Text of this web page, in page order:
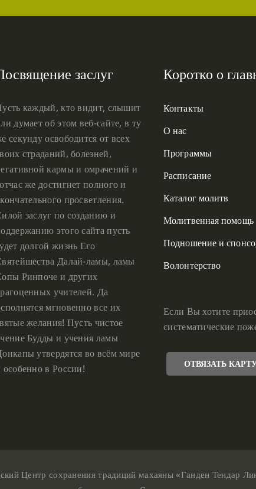
заслуг
каждый, кто видит, слышит
думает об этом веб-сайте, в ту
секунду освободится от всех
страданий, болезней,
кармы и омрачений и
же достигнет полного и
просветления.
заслуг по созданию и
этого сайта пусть
долгой жизнь Его
Далай-ламы, ламы
Ринпоче и других
учителей. Да
мгновенно все их
желания! Пусть чистое
Будды и учения ламы
утвердятся во всём мире
особенно в России!
Коротко о
Контакты
О нас
Программы
Расписание
Каталог молитв
Молитвенная помощь
Подношение и
Волонтерство
Если Вы хотите
систематические
ОТВЯЗАТЬ
Центр сохранения традиций махаяны «Ганден Тендар